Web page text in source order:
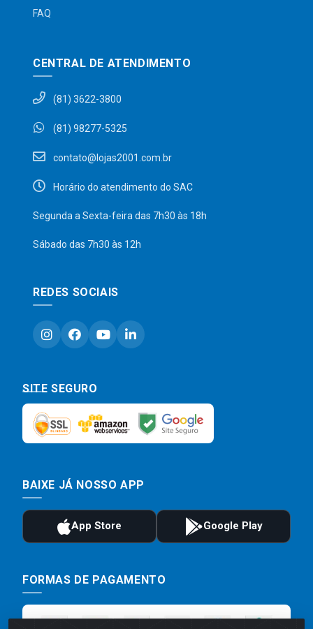
FAQ
CENTRAL DE ATENDIMENTO
(81) 3622-3800
(81) 98277-5325
contato@lojas2001.com.br
Horário do atendimento do SAC
Segunda a Sexta-feira das 7h30 às 18h
Sábado das 7h30 às 12h
REDES SOCIAIS
SITE SEGURO
BAIXE JÁ NOSSO APP
FORMAS DE PAGAMENTO